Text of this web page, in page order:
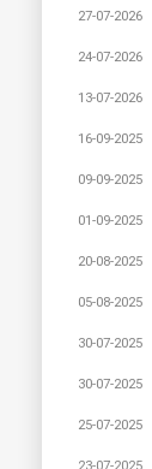
27-07-2026
24-07-2026
13-07-2026
16-09-2025
09-09-2025
01-09-2025
20-08-2025
05-08-2025
30-07-2025
30-07-2025
25-07-2025